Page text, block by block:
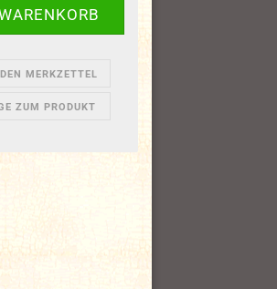
MERKZETTEL
ZUM PRODUKT